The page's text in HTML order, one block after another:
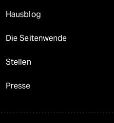
Hausblog
Die Seitenwende
Stellen
Presse